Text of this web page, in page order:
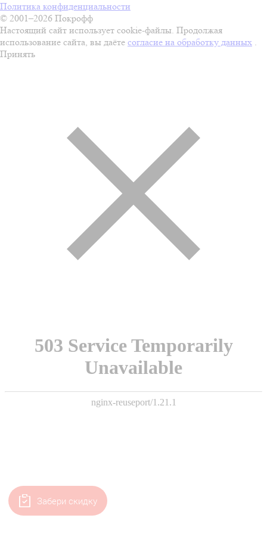
Политика конфиденциальности
© 2001–2026 Покрофф
Настоящий сайт использует cookie-файлы. Продолжая
использование сайта, вы даёте согласие на обработку данных .
Принять
Забери скидку